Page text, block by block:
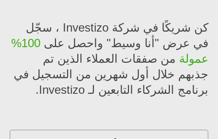
كن شريكًا في شركة Investizo ، سجّل
في عرض "أنا وسيط" واحصل على
100%
عمولة من صفقات العملاء الذين تم
جذبهم خلال أول شهرين من التسجيل في
برنامج الشركاء التابعين لـ Investizo.